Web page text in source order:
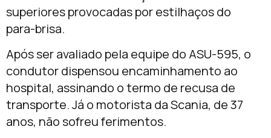
superiores provocadas por estilhaços do
para-brisa.
Após ser avaliado pela equipe do ASU-595, o
condutor dispensou encaminhamento ao
hospital, assinando o termo de recusa de
transporte. Já o motorista da Scania, de 37
anos, não sofreu ferimentos.